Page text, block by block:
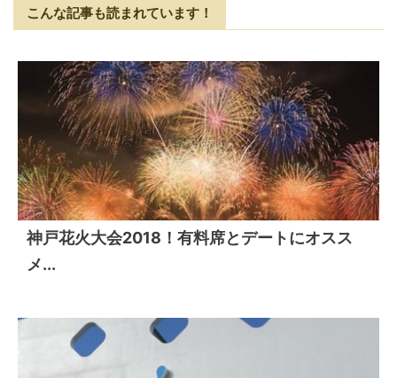
こんな記事も読まれています！
神戸花火大会2018！有料席とデートにオスス
メ...